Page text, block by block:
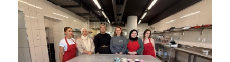
Takvimi Yayınlandı
12 Mayıs 2026